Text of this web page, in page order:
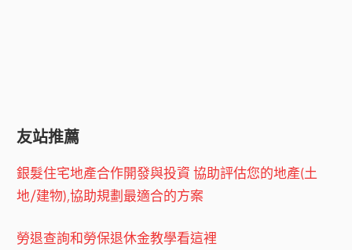
友站推薦
銀髮住宅地產合作開發與投資 協助評估您的地產(土
地/建物),協助規劃最適合的方案
勞退查詢和勞保退休金教學看這裡